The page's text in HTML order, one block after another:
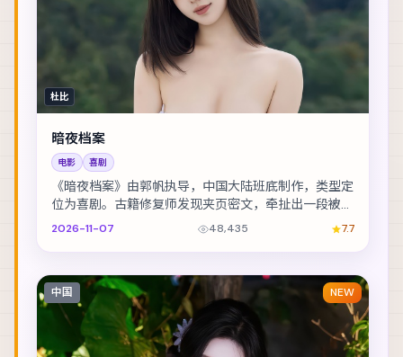
杜比
暗夜档案
电影 喜剧
《暗夜档案》由郭帆执导，中国大陆班底制作，类型定
位为喜剧。古籍修复师发现夹页密文，牵扯出一段被抹
去的家族史。主演包括孔刘、胡歌、廖凡 等，表演层...
2026-11-07 48,435 7.7
中国 NEW